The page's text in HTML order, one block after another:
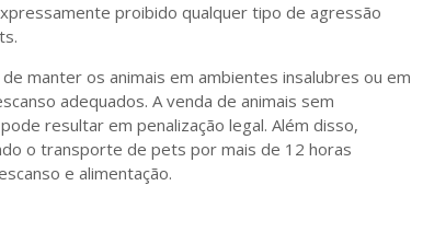
proibido qualquer tipo de agressão
manter os animais em ambientes insalubres ou em
adequados. A venda de animais sem
resultar em penalização legal. Além disso,
o transporte de pets por mais de 12 horas
e alimentação.